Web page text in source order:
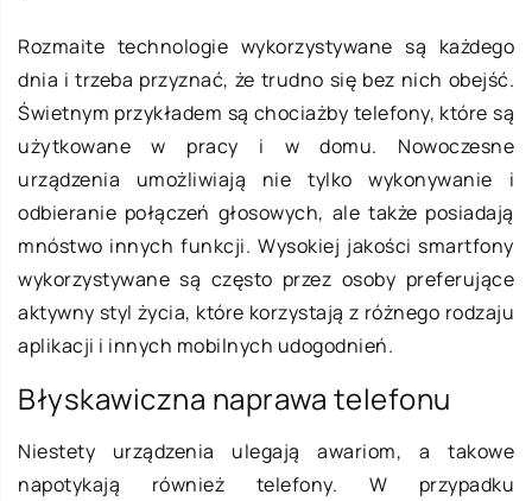
Rozmaite technologie wykorzystywane są każdego
dnia i trzeba przyznać, że trudno się bez nich obejść.
Świetnym przykładem są chociażby telefony, które są
użytkowane w pracy i w domu. Nowoczesne
urządzenia umożliwiają nie tylko wykonywanie i
odbieranie połączeń głosowych, ale także posiadają
mnóstwo innych funkcji. Wysokiej jakości smartfony
wykorzystywane są często przez osoby preferujące
aktywny styl życia, które korzystają z różnego rodzaju
aplikacji i innych mobilnych udogodnień.
Błyskawiczna naprawa telefonu
Niestety urządzenia ulegają awariom, a takowe
napotykają również telefony. W przypadku